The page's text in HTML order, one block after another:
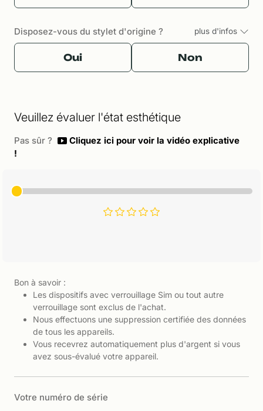
Disposez-vous du stylet d'origine ? plus d'infos
Oui Non
Veuillez évaluer l'état esthétique
Pas sûr ?
Cliquez ici pour voir la vidéo explicative
!
Bon à savoir :
Les dispositifs avec verrouillage Sim ou tout autre
verrouillage sont exclus de l'achat.
Nous effectuons une suppression certifiée des données
de tous les appareils.
Vous recevrez automatiquement plus d'argent si vous
avez sous-évalué votre appareil.
Votre numéro de série